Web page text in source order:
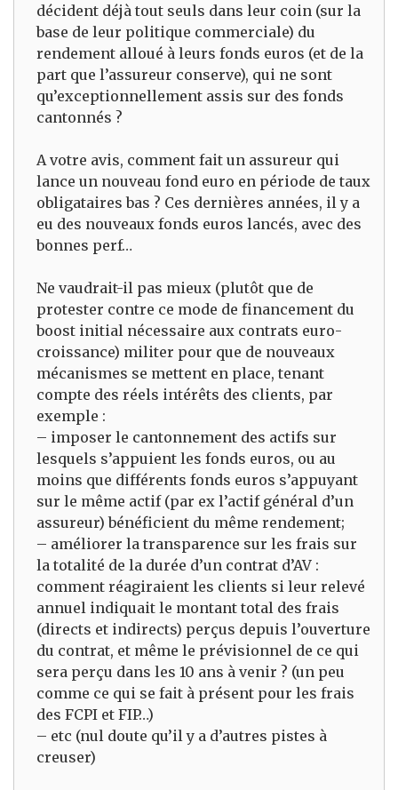
décident déjà tout seuls dans leur coin (sur la
base de leur politique commerciale) du
rendement alloué à leurs fonds euros (et de la
part que l’assureur conserve), qui ne sont
qu’exceptionnellement assis sur des fonds
cantonnés ?
A votre avis, comment fait un assureur qui
lance un nouveau fond euro en période de taux
obligataires bas ? Ces dernières années, il y a
eu des nouveaux fonds euros lancés, avec des
bonnes perf…
Ne vaudrait-il pas mieux (plutôt que de
protester contre ce mode de financement du
boost initial nécessaire aux contrats euro-
croissance) militer pour que de nouveaux
mécanismes se mettent en place, tenant
compte des réels intérêts des clients, par
exemple :
– imposer le cantonnement des actifs sur
lesquels s’appuient les fonds euros, ou au
moins que différents fonds euros s’appuyant
sur le même actif (par ex l’actif général d’un
assureur) bénéficient du même rendement;
– améliorer la transparence sur les frais sur
la totalité de la durée d’un contrat d’AV :
comment réagiraient les clients si leur relevé
annuel indiquait le montant total des frais
(directs et indirects) perçus depuis l’ouverture
du contrat, et même le prévisionnel de ce qui
sera perçu dans les 10 ans à venir ? (un peu
comme ce qui se fait à présent pour les frais
des FCPI et FIP…)
– etc (nul doute qu’il y a d’autres pistes à
creuser)